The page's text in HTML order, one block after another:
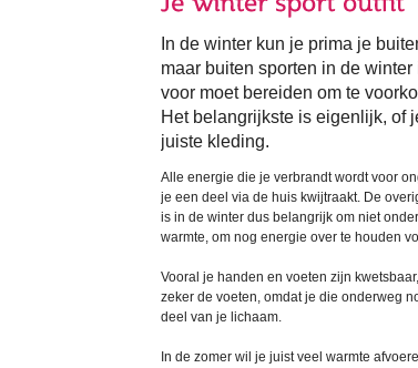
In de winter kun je prima je
maar buiten sporten in de
voor moet bereiden om te
Het belangrijkste is eigenlijk, of
juiste kleding.
Alle energie die je verbrandt wordt voor
je een deel via de huis kwijtraakt. De
is in de winter dus belangrijk om niet
warmte, om nog energie over te houden
Vooral je handen en voeten zijn
zeker de voeten, omdat je die onderweg
deel van je lichaam.
In de zomer wil je juist veel warmte